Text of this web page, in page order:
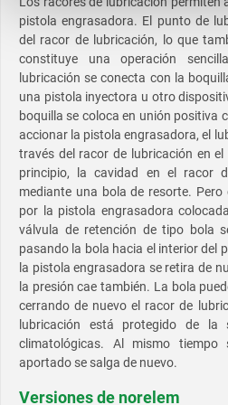
pistola engrasadora. El punto de
del racor de lubricación, lo que
constituye una operación
lubricación se conecta con la
una pistola inyectora u otro
boquilla se coloca en unión positiva
accionar la pistola engrasadora, el
través del racor de lubricación en
principio, la cavidad en el racor
mediante una bola de resorte.
por la pistola engrasadora
válvula de retención de tipo bola
pasando la bola hacia el interior del
la pistola engrasadora se retira de
la presión cae también. La bola
cerrando de nuevo el racor de
lubricación está protegido de la
climatológicas. Al mismo
aportado se salga de nuevo.
Versiones de norelem